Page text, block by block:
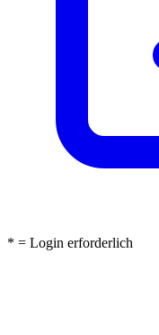
* = Login erforderlich